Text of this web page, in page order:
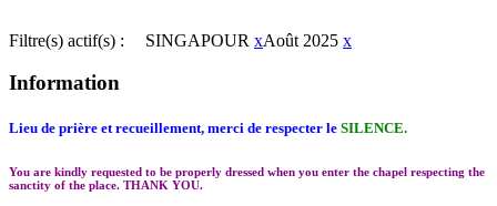
Filtre(s) actif(s) : SINGAPOUR xAoût 2025 x
Information
Lieu de prière et recueillement, merci de respecter le SILENCE.
You are kindly requested to be properly dressed when you enter the chapel respecting the
sanctity of the place. THANK YOU.